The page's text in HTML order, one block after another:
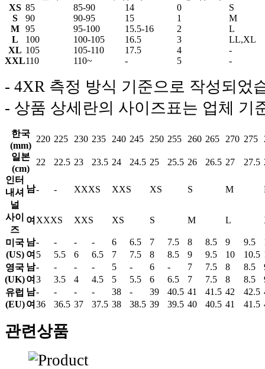
XS 85 85-90 14 0
S
S
90 90-95 15 1
M
M 95 95-100 15.5-16 2
L
L
100 100-105 16.5 3
LL,XL
XL 105 105-110 17.5 4
-
XXL110 110~ - 5 -
- 4XR 측정 방식 기준으로 작성되었
- 상품 상세란의 사이즈표는 업체 기
한국
(mm)
220 225 230 235 240 245 250 255 260 265 270 275
일본
(cm)
22 22.5 23 23.5 24 24.5 25 25.5 26 26.5 27 27.5
인터
내셔
널
사이
즈
남- - XXXS XXS XS S M
여 XXXS XXS XS S M L
미국
(US)
남- - - - 6 6.5 7 7.5 8 8.5 9 9.5
여 5 5.5 6 6.5 7 7.5 8 8.5 9 9.5 10 10.5
영국
(UK)
남- - - - 5 - 6 - 7 7.5 8 8.5
여 3 3.5 4 4.5 5 5.5 6 6.5 7 7.5 8 8.5
유럽
(EU)
남- - - - 38 - 39 40.5 41 41.5 42 42.5
여 36 36.5 37 37.5 38 38.5 39 39.5 40 40.5 41 41.5
관련상품